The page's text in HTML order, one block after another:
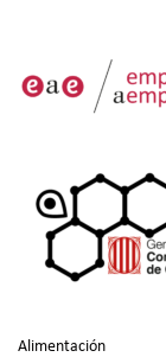
Alimentación